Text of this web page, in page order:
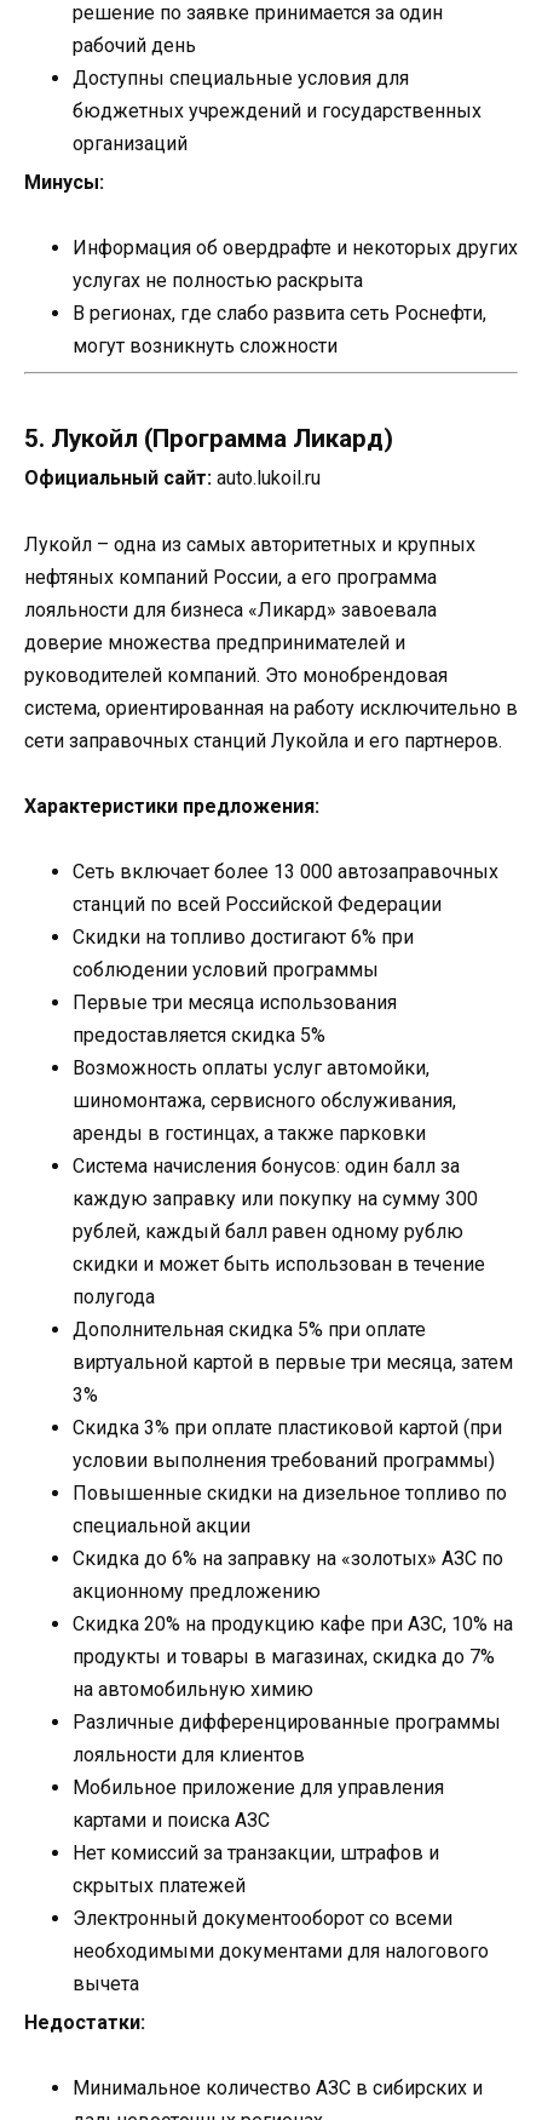
решение по заявке принимается за один
рабочий день
Доступны специальные условия для
бюджетных учреждений и государственных
организаций
Минусы:
Информация об овердрафте и некоторых других
услугах не полностью раскрыта
В регионах, где слабо развита сеть Роснефти,
могут возникнуть сложности
5. Лукойл (Программа Ликард)
Официальный сайт: auto.lukoil.ru
Лукойл – одна из самых авторитетных и крупных
нефтяных компаний России, а его программа
лояльности для бизнеса «Ликард» завоевала
доверие множества предпринимателей и
руководителей компаний. Это монобрендовая
система, ориентированная на работу исключительно в
сети заправочных станций Лукойла и его партнеров.
Характеристики предложения:
Сеть включает более 13 000 автозаправочных
станций по всей Российской Федерации
Скидки на топливо достигают 6% при
соблюдении условий программы
Первые три месяца использования
предоставляется скидка 5%
Возможность оплаты услуг автомойки,
шиномонтажа, сервисного обслуживания,
аренды в гостинцах, а также парковки
Система начисления бонусов: один балл за
каждую заправку или покупку на сумму 300
рублей, каждый балл равен одному рублю
скидки и может быть использован в течение
полугода
Дополнительная скидка 5% при оплате
виртуальной картой в первые три месяца, затем
3%
Скидка 3% при оплате пластиковой картой (при
условии выполнения требований программы)
Повышенные скидки на дизельное топливо по
специальной акции
Скидка до 6% на заправку на «золотых» АЗС по
акционному предложению
Скидка 20% на продукцию кафе при АЗС, 10% на
продукты и товары в магазинах, скидка до 7%
на автомобильную химию
Различные дифференцированные программы
лояльности для клиентов
Мобильное приложение для управления
картами и поиска АЗС
Нет комиссий за транзакции, штрафов и
скрытых платежей
Электронный документооборот со всеми
необходимыми документами для налогового
вычета
Недостатки:
Минимальное количество АЗС в сибирских и